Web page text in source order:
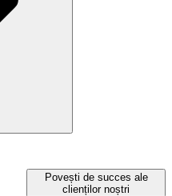
Povești de succes ale
clienților noștri